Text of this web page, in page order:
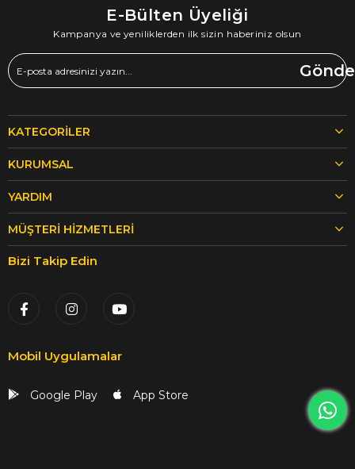
E-Bülten Üyeliği
Kampanya ve yeniliklerden ilk sizin haberiniz olsun
KATEGORILER
KURUMSAL
YARDIM
MÜŞTERI HIZMETLERI
Bizi Takip Edin
Mobil Uygulamalar
Google Play App Store